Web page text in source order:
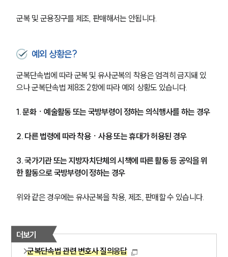
군복 및 군용장구를 제조, 판매해서는 안됩니다.
예외 상황은?
군복단속법에 따라 군복 및 유사군복의 착용은 엄격히 금지돼 있
으나 군복단속법 제8조 2항에 따라 예외 상황도 있습니다.
1. 문화ㆍ예술활동 또는 국방부령이 정하는 의식행사를 하는 경우
2. 다른 법령에 따라 착용ㆍ사용 또는 휴대가 허용된 경우
3. 국가기관 또는 지방자치단체의 시책에 따른 활동 등 공익을 위
한 활동으로 국방부령이 정하는 경우
위와 같은 경우에는 유사군복을 착용, 제조, 판매할 수 있습니다.
더보기
군복단속법 관련 변호사 질의응답